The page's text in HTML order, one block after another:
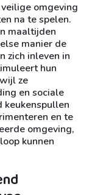
omgeving
na te spelen.
maaltijden
manier de
zich inleven in
hun
ze
en sociale
keukenspullen
en te
omgeving,
kunnen